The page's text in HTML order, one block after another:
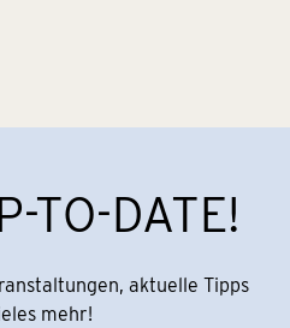
TO-DATE!
aktuelle Tipps
mehr!